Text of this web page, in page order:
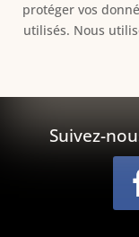
protéger vos
utilisés. Nous
Suivez-